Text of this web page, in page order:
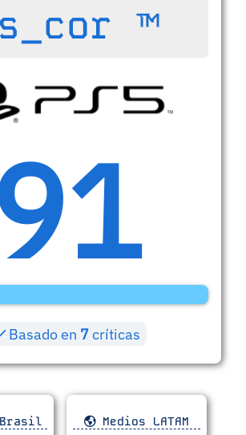
™
Basado en 7críticas
Medios LATAM